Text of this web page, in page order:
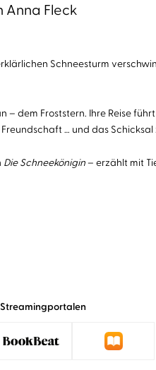
Anna Fleck
Schneesturm
dem Froststern. Ihre Reise
… und das
Die Schneekönigin– erzählt mit